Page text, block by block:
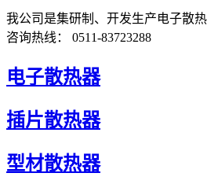
我公司是集研制、开发生产电子散
咨询热线： 0511-83723288
电子散热器
插片散热器
型材散热器